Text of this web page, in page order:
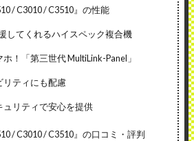
/ C3010 / C3510』の性能
してくれるハイスペック複合機
ホ！「第三世代 MultiLink-Panel」
リティにも配慮
ュリティで安心を提供
/ C3010 / C3510』の口コミ・評判